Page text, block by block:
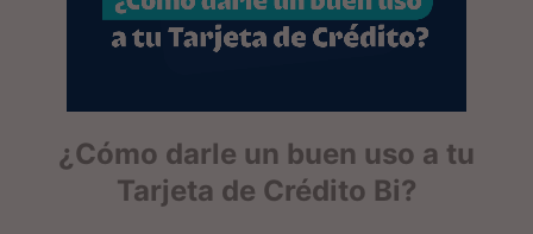
¿Cómo darle un buen uso a tu
Tarjeta de Crédito Bi?